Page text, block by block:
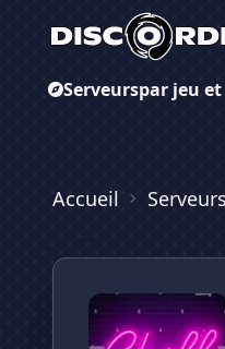
Serveurspar jeu
Accueil